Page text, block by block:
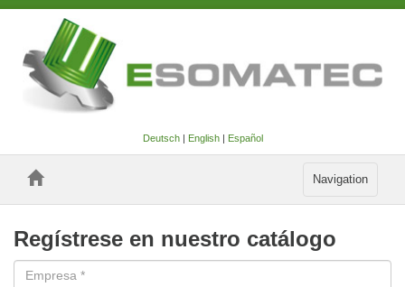
Deutsch| English| Español
Toggle
Navigation
Regístrese en nuestro catálogo